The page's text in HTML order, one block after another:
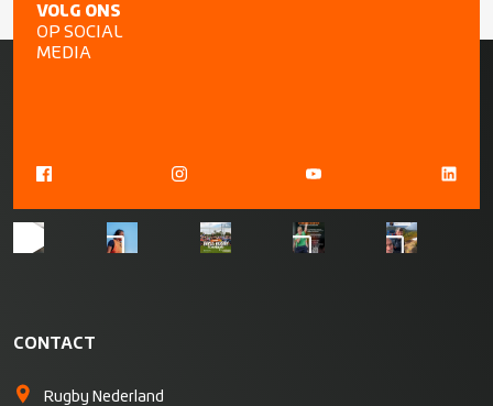
VOLG ONS
OP SOCIAL
MEDIA
CONTACT
Rugby Nederland